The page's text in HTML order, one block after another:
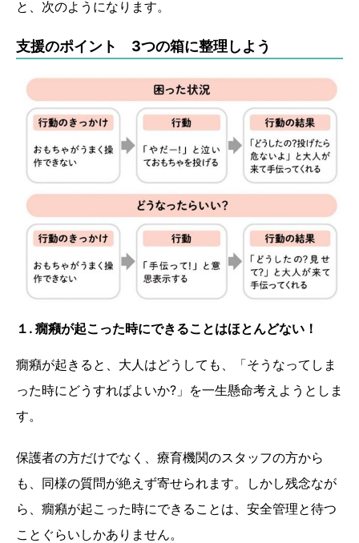
と、次のようになります。
支援のポイント 3つの箱に整理しよう
１. 癇癪が起こった時にできることはほとんどない！
癇癪が起きると、大人はどうしても、「そうなってしま
った時にどうすればよいか?」を一生懸命考えようとしま
す。
保護者の方だけでなく、療育機関のスタッフの方から
も、同様の質問が絶えず寄せられます。しかし残念なが
ら、癇癪が起こった時にできることは、安全管理と待つ
ことぐらいしかありません。